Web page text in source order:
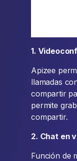
1.
Apizee
llamadas
compartir
permite
compartir.
2. Chat en
Función de